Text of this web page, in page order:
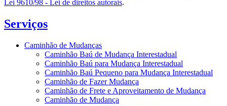
Lei 9610/98 - Lei de direitos autorais.
Serviços
Caminhão de Mudanças
Caminhão Baú de Mudança Interestadual
Caminhão Baú para Mudança Interestadual
Caminhão Baú Pequeno para Mudança Interestadual
Caminhão de Fazer Mudança
Caminhão de Frete e Aproveitamento de Mudança
Caminhão de Mudança